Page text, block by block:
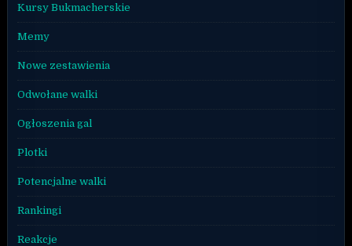
Kursy Bukmacherskie
Memy
Nowe zestawienia
Odwołane walki
Ogłoszenia gal
Plotki
Potencjalne walki
Rankingi
Reakcje